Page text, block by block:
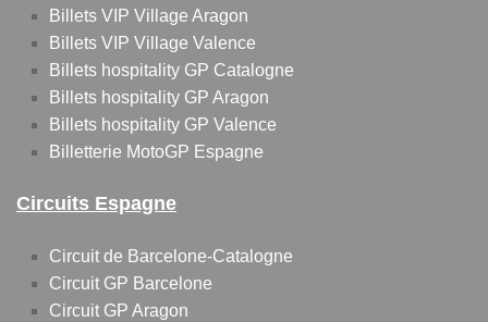
Billets VIP Village Aragon
Billets VIP Village Valence
Billets hospitality GP Catalogne
Billets hospitality GP Aragon
Billets hospitality GP Valence
Billetterie MotoGP Espagne
Circuits Espagne
Circuit de Barcelone-Catalogne
Circuit GP Barcelone
Circuit GP Aragon